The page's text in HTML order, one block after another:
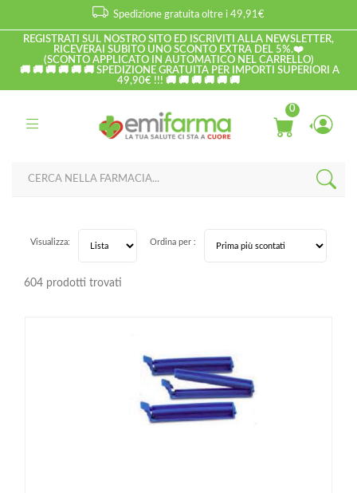
Spedizione gratuita oltre i 49,91€
REGISTRATI SUL NOSTRO SITO ED ISCRIVITI ALLA NEWSLETTER,
RICEVERAI SUBITO UNO SCONTO EXTRA DEL 5%.❤️
(SCONTO APPLICATO IN AUTOMATICO NEL CARRELLO)
🚚 🚚 🚚 🚚 🚚 🚚 SPEDIZIONE GRATUITA PER IMPORTI SUPERIORI A
49,90€ !!! 🚚 🚚 🚚 🚚 🚚 🚚
0
604 prodotti trovati
Visualizza: Ordina per :